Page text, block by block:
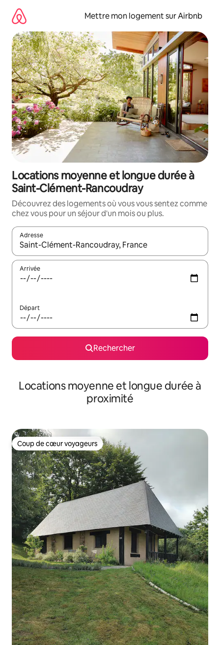
directement
contenu
Mettre mon logement sur Airbnb
Locations moyenne et longue durée à
Saint-Clément-Rancoudray
Découvrez des logements où vous vous sentez comme
chez vous pour un séjour d'un mois ou plus.
Adresse
Lorsque les résultats s'affichent, utilisez les flèches vers le
Arrivée
Départ
Rechercher
Locations moyenne et longue durée à
proximité
Coup de cœur voyageurs
Coup de cœur voyageurs